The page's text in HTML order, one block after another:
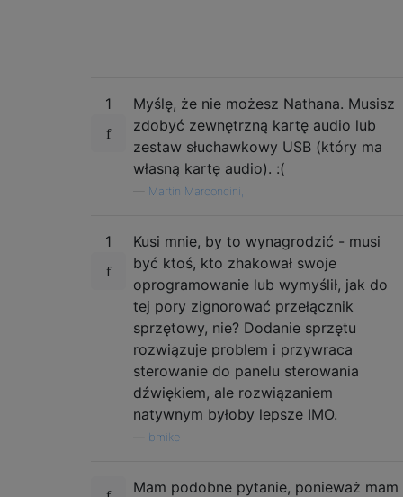
1
Myślę, że nie możesz Nathana. Musisz
zdobyć zewnętrzną kartę audio lub
zestaw słuchawkowy USB (który ma
własną kartę audio). :(
Martin Marconcini,
1
Kusi mnie, by to wynagrodzić - musi
być ktoś, kto zhakował swoje
oprogramowanie lub wymyślił, jak do
tej pory zignorować przełącznik
sprzętowy, nie? Dodanie sprzętu
rozwiązuje problem i przywraca
sterowanie do panelu sterowania
dźwiękiem, ale rozwiązaniem
natywnym byłoby lepsze IMO.
bmike
Mam podobne pytanie, ponieważ mam